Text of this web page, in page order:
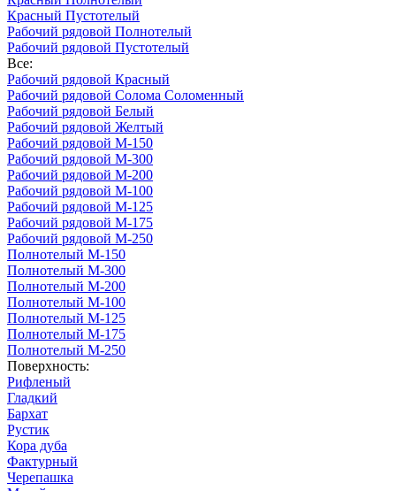
Красный Пустотелый
Рабочий рядовой Полнотелый
Рабочий рядовой Пустотелый
Все:
Рабочий рядовой Красный
Рабочий рядовой Солома Соломенный
Рабочий рядовой Белый
Рабочий рядовой Желтый
Рабочий рядовой М-150
Рабочий рядовой М-300
Рабочий рядовой М-200
Рабочий рядовой М-100
Рабочий рядовой М-125
Рабочий рядовой М-175
Рабочий рядовой М-250
Полнотелый М-150
Полнотелый М-300
Полнотелый М-200
Полнотелый М-100
Полнотелый М-125
Полнотелый М-175
Полнотелый М-250
Поверхность:
Рифленый
Гладкий
Бархат
Рустик
Кора дуба
Фактурный
Черепашка